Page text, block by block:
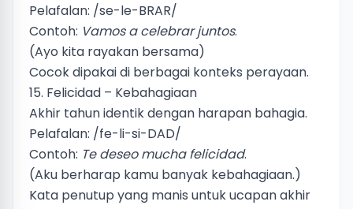
Pelafalan: /se-le-BRAR/
Contoh: Vamos a celebrar juntos.
(Ayo kita rayakan bersama)
Cocok dipakai di berbagai konteks perayaan.
15. Felicidad – Kebahagiaan
Akhir tahun identik dengan harapan bahagia.
Pelafalan: /fe-li-si-DAD/
Contoh: Te deseo mucha felicidad.
(Aku berharap kamu banyak kebahagiaan.)
Kata penutup yang manis untuk ucapan akhir